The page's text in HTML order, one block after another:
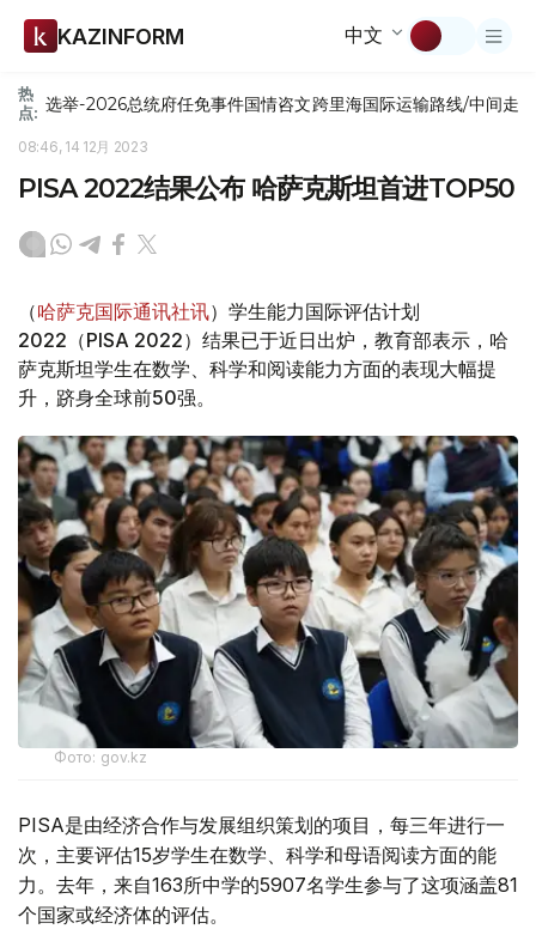
KAZINFORM 中文
热
点: 选举-2026总统府任免事件国情咨文跨里海国际运输路线/中间走廊
08:46, 14 12月 2023
PISA 2022结果公布 哈萨克斯坦首进TOP50
（哈萨克国际通讯社讯）学生能力国际评估计划
2022（PISA 2022）结果已于近日出炉，教育部表示，哈
萨克斯坦学生在数学、科学和阅读能力方面的表现大幅提
升，跻身全球前50强。
Фото: gov.kz
PISA是由经济合作与发展组织策划的项目，每三年进行一
次，主要评估15岁学生在数学、科学和母语阅读方面的能
力。去年，来自163所中学的5907名学生参与了这项涵盖81
个国家或经济体的评估。